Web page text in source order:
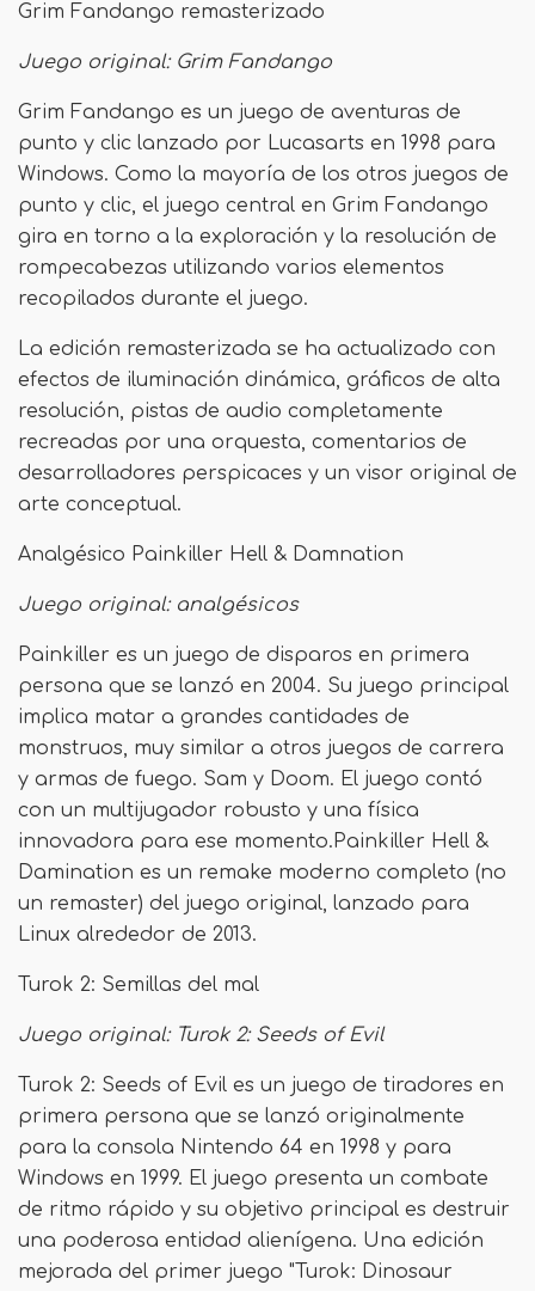
Grim Fandango remasterizado
Juego original: Grim Fandango
Grim Fandango es un juego de aventuras de
punto y clic lanzado por Lucasarts en 1998 para
Windows. Como la mayoría de los otros juegos de
punto y clic, el juego central en Grim Fandango
gira en torno a la exploración y la resolución de
rompecabezas utilizando varios elementos
recopilados durante el juego.
La edición remasterizada se ha actualizado con
efectos de iluminación dinámica, gráficos de alta
resolución, pistas de audio completamente
recreadas por una orquesta, comentarios de
desarrolladores perspicaces y un visor original de
arte conceptual.
Analgésico Painkiller Hell & Damnation
Juego original: analgésicos
Painkiller es un juego de disparos en primera
persona que se lanzó en 2004. Su juego principal
implica matar a grandes cantidades de
monstruos, muy similar a otros juegos de carrera
y armas de fuego. Sam y Doom. El juego contó
con un multijugador robusto y una física
innovadora para ese momento.Painkiller Hell &
Damination es un remake moderno completo (no
un remaster) del juego original, lanzado para
Linux alrededor de 2013.
Turok 2: Semillas del mal
Juego original: Turok 2: Seeds of Evil
Turok 2: Seeds of Evil es un juego de tiradores en
primera persona que se lanzó originalmente
para la consola Nintendo 64 en 1998 y para
Windows en 1999. El juego presenta un combate
de ritmo rápido y su objetivo principal es destruir
una poderosa entidad alienígena. Una edición
mejorada del primer juego "Turok: Dinosaur